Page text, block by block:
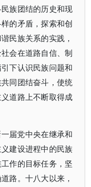
族团结的历史和现
的矛盾，探索和创
民族关系的实践，
会在道路自信、制
下认识民族问题和
同团结奋斗，使统
道路上不断取得成
届党中央在继承和
建设进程中的民族
作的目标任务，坚
路。十八大以来，